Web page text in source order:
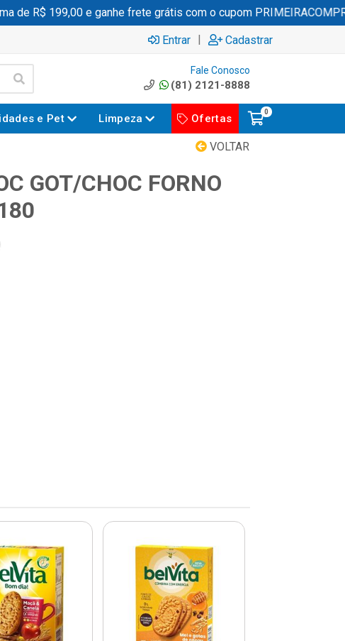
de R$ 199,00 e ganhe frete grátis com o cupom PRIMEIRACOMPRA
Entrar | Cadastrar
Fale Conosco
(81) 2121-8888
e Pet Limpeza Ofertas
0
VOLTAR
GOT/CHOC FORNO